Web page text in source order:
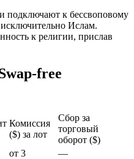
подключают к бессвоповому
Ислам.
к религии, прислав
free
Комиссия
($) за лот
Сбор за
торговый
оборот ($)
от 3
—